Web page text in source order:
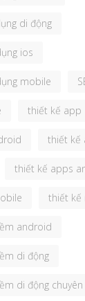
di động
ios
mobile
thiết kế app
thiết kế
thiết kế apps
thiết kế
android
di động
di động chuyên